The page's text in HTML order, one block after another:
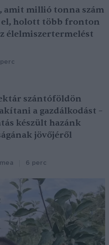
amit millió tonna szám
holott több fronton
élelmiszertermelést
szántóföldön
a gazdálkodást –
készült hazánk
jövőjéről
6 perc